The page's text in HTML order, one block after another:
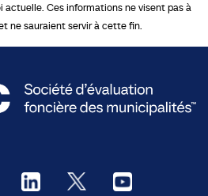
Ces informations ne visent pas à
ne sauraient servir à cette fin.